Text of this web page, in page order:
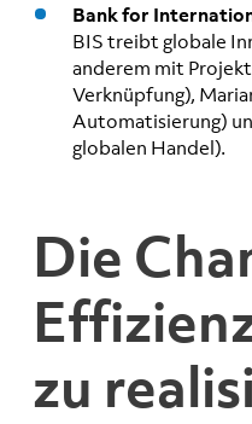
Bank for
BIS treibt globale
anderem mit
Verknüpfung),
Automatisierung)
globalen Handel).
Die
zu